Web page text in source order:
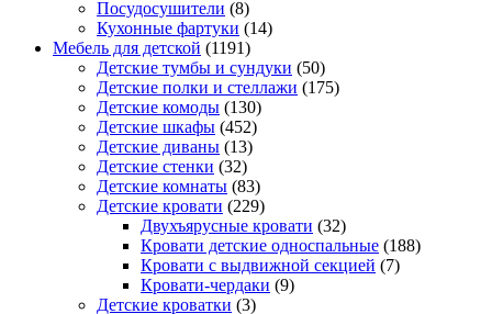
Посудосушители (8)
Кухонные фартуки (14)
Мебель для детской (1191)
Детские тумбы и сундуки (50)
Детские полки и стеллажи (175)
Детские комоды (130)
Детские шкафы (452)
Детские диваны (13)
Детские стенки (32)
Детские комнаты (83)
Детские кровати (229)
Двухъярусные кровати (32)
Кровати детские односпальные (188)
Кровати с выдвижной секцией (7)
Кровати-чердаки (9)
Детские кроватки (3)